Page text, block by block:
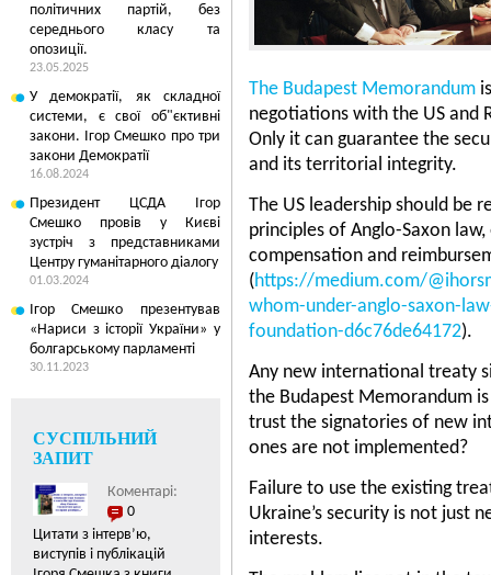
політичних партій, без
середнього класу та
опозиції.
23.05.2025
У демократії, як складної
системи, є свої об"єктивні
закони. Ігор Смешко про три
закони Демократії
16.08.2024
Президент ЦСДА Ігор
Смешко провів у Києві
зустріч з представниками
Центру гуманітарного діалогу
01.03.2024
Ігор Смешко презентував
«Нариси з історії України» у
болгарському парламенті
30.11.2023
СУСПІЛЬНИЙ
ЗАПИТ
Коментарі:
0
Цитати з інтерв’ю,
виступів і публікацій
The Budapest Memorandum
negotiations with the US and
Only it can guarantee the
and its territorial integrity.
The US leadership should be
principles of Anglo-Saxon
compensation and
(https://medium.com/
whom-under-anglo-saxon-
foundation-d6c76de64172).
Any new international treaty
the Budapest Memorandum
trust the signatories of new
ones are not implemented?
Failure to use the existing
Ukraine’s security is not just
interests.
5 30.01.2013 01:01
«ДЕЛУ
РАЗРУШАЕТ ВЕРУ
В ГОСУДАРСТВО